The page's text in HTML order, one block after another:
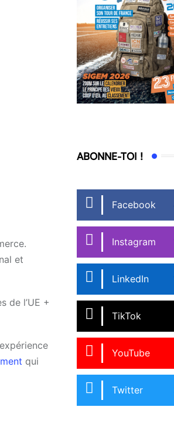
et
de l’UE +
qui
ABONNE-TOI !
Facebook
Instagram
LinkedIn
TikTok
YouTube
Twitter